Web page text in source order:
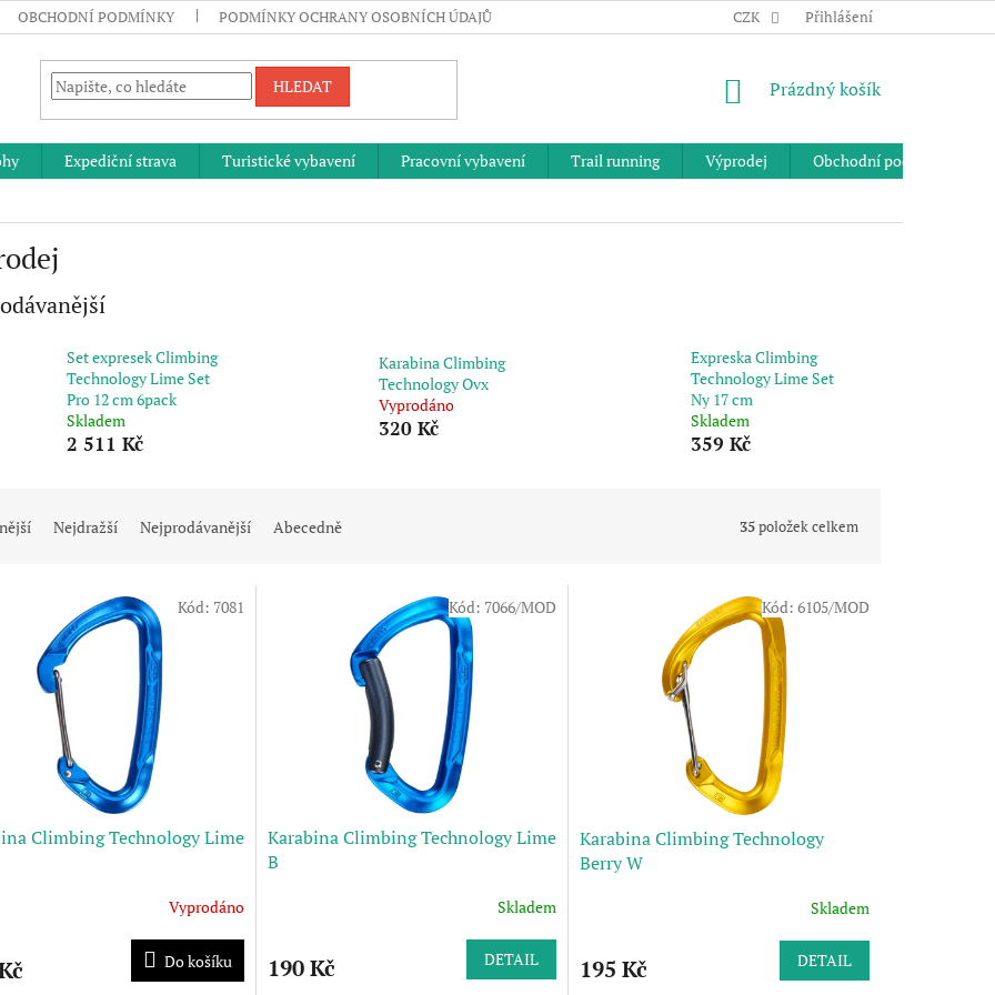
OBCHODNÍ PODMÍNKY PODMÍNKY OCHRANY OSOBNÍCH ÚDAJŮ CZK Přihlášení
HLEDAT
NÁKUPNÍ
Prázdný košík
Expediční strava Turistické vybavení Pracovní vybavení Trail running Výprodej
Obchodní podmínky
Set expresek Climbing
Technology Lime Set
Pro 12 cm 6pack
Skladem
2 511 Kč
Karabina Climbing
Technology Ovx
Vyprodáno
320 Kč
Expreska Climbing
Technology Lime Set
Ny 17 cm
Skladem
359 Kč
Nejdražší Nejprodávanější Abecedně 35položek celkem
Climbing Technology Lime
Vyprodáno
Do košíku
Kód: 7081
Karabina Climbing Technology Lime
B
Skladem
190 Kč DETAIL
Kód: 7066/MOD
Karabina Climbing Technology
Berry W
Skladem
195 Kč DETAIL
Kód: 6105/MOD